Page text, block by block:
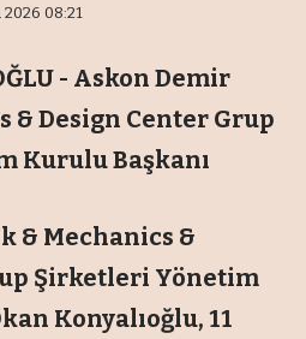
08:21
- Askon Demir
& Design Center Grup
Kurulu Başkanı
& Mechanics &
Şirketleri Yönetim
Konyalıoğlu, 11